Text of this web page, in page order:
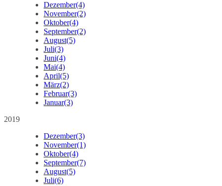
Dezember(4)
November(2)
Oktober(4)
September(2)
August(5)
Juli(3)
Juni(4)
Mai(4)
April(5)
März(2)
Februar(3)
Januar(3)
2019
Dezember(3)
November(1)
Oktober(4)
September(7)
August(5)
Juli(6)